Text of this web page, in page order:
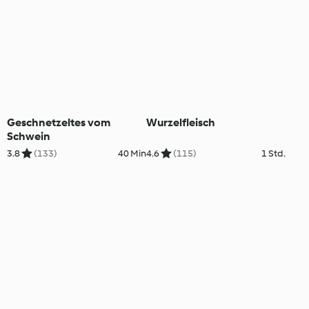
Geschnetzeltes vom
Schwein
3.8 (133) 40 Min
Wurzelfleisch
4.6 (115) 1 Std.